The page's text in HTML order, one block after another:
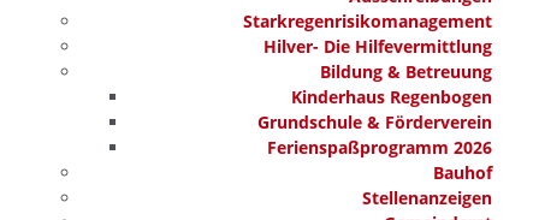
Starkregenrisikomanagement
Hilver- Die Hilfevermittlung
Bildung & Betreuung
Kinderhaus Regenbogen
Grundschule & Förderverein
Ferienspaßprogramm 2026
Bauhof
Stellenanzeigen